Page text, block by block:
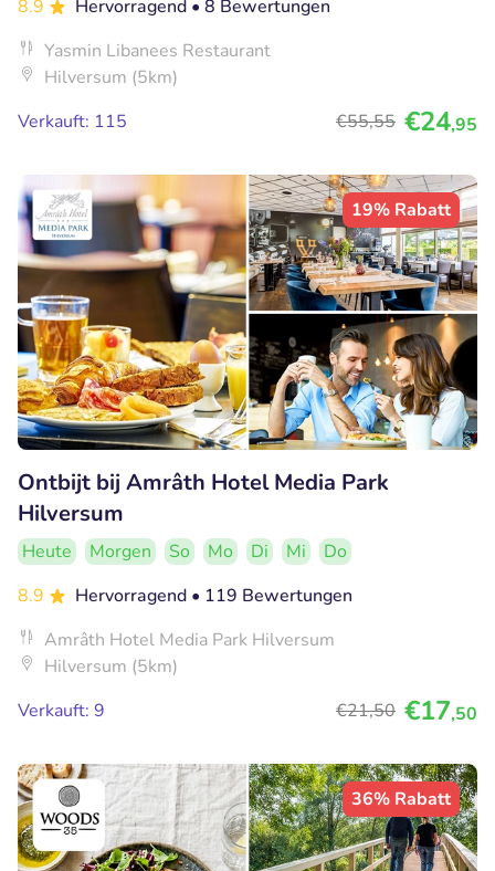
8.9 Hervorragend • 8 Bewertungen
Yasmin Libanees Restaurant
Hilversum (5km)
Verkauft: 115
€55,55 €24,95
19% Rabatt
Ontbijt bij Amrâth Hotel Media Park
Hilversum
Heute Morgen So Mo Di Mi
Do
8.9
Hervorragend • 119 Bewertungen
Amrâth Hotel Media Park Hilversum
Hilversum (5km)
Verkauft: 9
€21,50 €17,50
36% Rabatt